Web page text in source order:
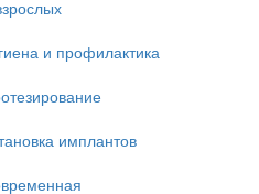
и профилактика
имплантов